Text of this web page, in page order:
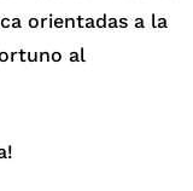
orientadas a la
al